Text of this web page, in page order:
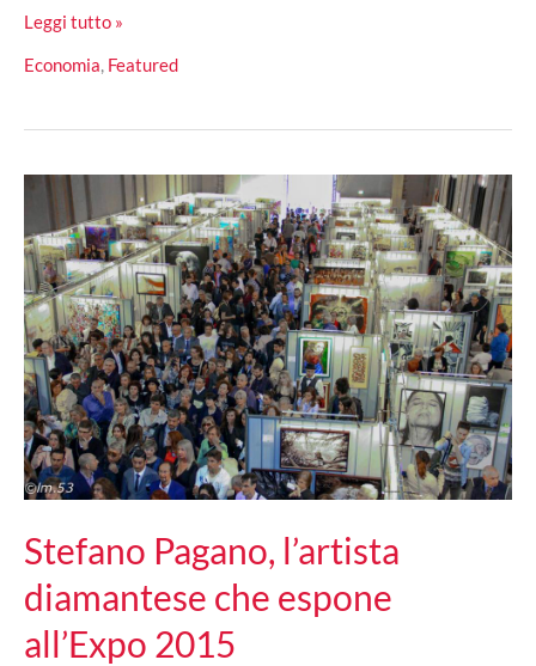
Progetto
partono
primi
in
Calabria
Leggi tutto »
Economia, Featured
Stefano Pagano, l’artista
diamantese che espone
all’Expo 2015